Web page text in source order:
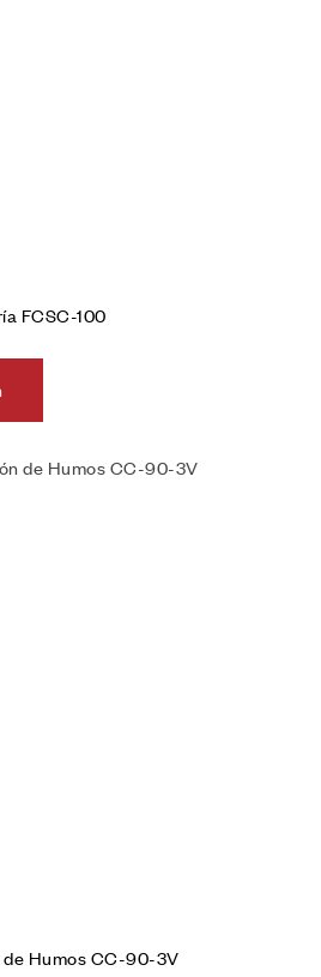
FCSC-100
Humos CC-90-3V